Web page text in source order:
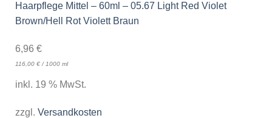
Haarpflege Mittel – 60ml – 05.67 Light Red Violet
Brown/Hell Rot Violett Braun
6,96 €
116,00 €/ 1000 ml
inkl. 19 % MwSt.
zzgl. Versandkosten